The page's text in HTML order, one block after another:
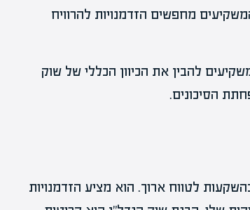
מחפשים הזדמנויות להרוויח
להבין את הכיוון הכללי של שוק
הסיכונים.
לטווח ארוך. הוא מציע הזדמנויות